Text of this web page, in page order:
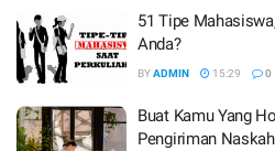
51 Tipe
Anda?
BYADMIN 15:29 0
Buat Kamu Yang
Pengiriman